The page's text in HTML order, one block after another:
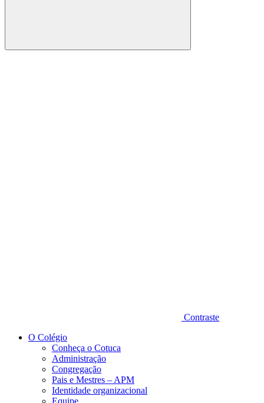
Buscar
Contraste
O Colégio
Conheça o Cotuca
Administração
Congregação
Pais e Mestres – APM
Identidade organizacional
Equipe